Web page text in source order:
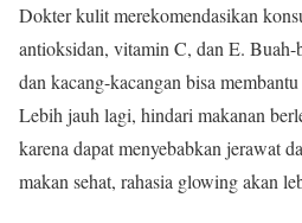
Dokter kulit merekomendasikan
antioksidan, vitamin C, dan E. Buah-
dan kacang-kacangan bisa
Lebih jauh lagi, hindari makanan
karena dapat menyebabkan jerawat
makan sehat, rahasia glowing akan